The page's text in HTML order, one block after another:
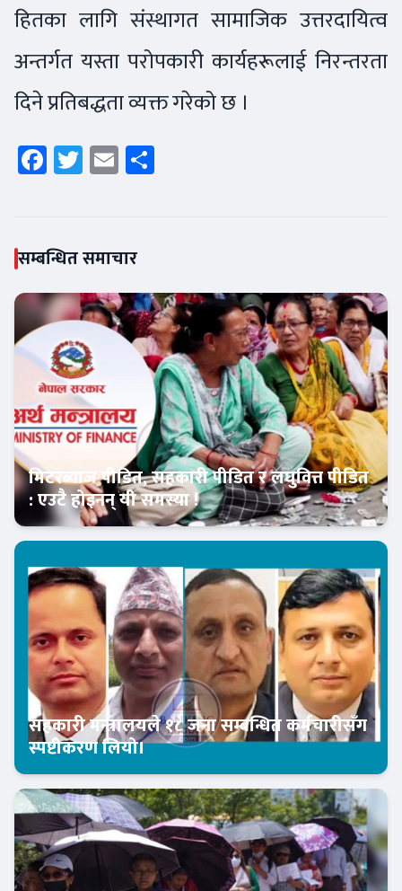
हितका लागि संस्थागत सामाजिक उत्तरदायित्व
अन्तर्गत यस्ता परोपकारी कार्यहरूलाई निरन्तरता
दिने प्रतिबद्धता व्यक्त गरेको छ ।
Facebook
Twitter
Email
सम्बन्धित समाचार
मिटरब्याज पीडित, सहकारी पीडित र लघुवित्त पीडित
: एउटै होइनन् यी समस्या !
Banner News
सहकारी मन्त्रालयले १८ जना सम्बन्धित कर्मचारीसँग
स्पष्टीकरण लियो।